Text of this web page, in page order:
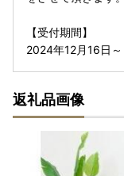
【受付期間】
2024年12月16日～
返礼品画像